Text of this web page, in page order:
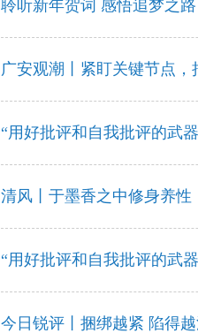
聆听新年贺词 感悟追梦之
广安观潮丨紧盯关键节点
“用好批评和自我批评的武
清风丨于墨香之中修身养性
“用好批评和自我批评的武
今日锐评丨捆绑越紧 陷得